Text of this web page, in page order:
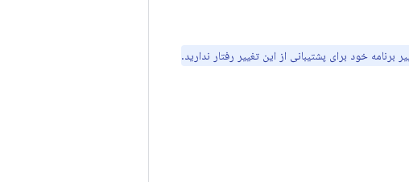
برنامه خود برای پشتیبانی از این تغییر رفتار ندارید.